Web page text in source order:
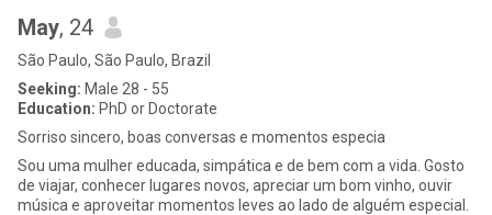
May, 24
São Paulo, São Paulo, Brazil
Seeking: Male 28 - 55
Education: PhD or Doctorate
Sorriso sincero, boas conversas e momentos especia
Sou uma mulher educada, simpática e de bem com a vida. Gosto
de viajar, conhecer lugares novos, apreciar um bom vinho, ouvir
música e aproveitar momentos leves ao lado de alguém especial.